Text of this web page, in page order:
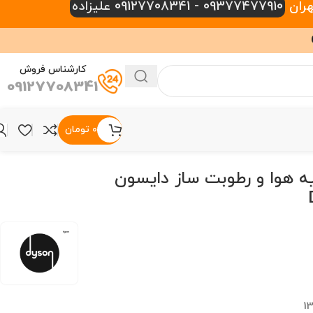
09377477910 - 09127708341 علیزاده
کارشناس فروش
09127708341
۰ تومان
هوا و رطوبت ساز دایسون